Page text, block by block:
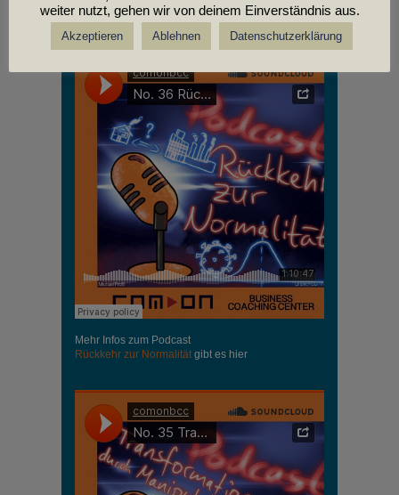
PODCASTS
Mehr Infos zum Podcast
Rückkehr zur Normalitätgibt es hier
weiter nutzt, gehen wir von deinem Einverständnis aus.
Akzeptieren Ablehnen Datenschutzerklärung